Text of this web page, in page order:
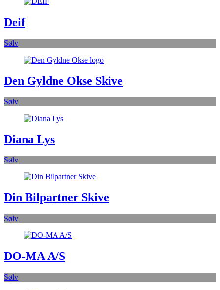
Deif
Sølv
Den Gyldne Okse Skive
Sølv
Diana Lys
Sølv
Din Bilpartner Skive
Sølv
DO-MA A/S
Sølv